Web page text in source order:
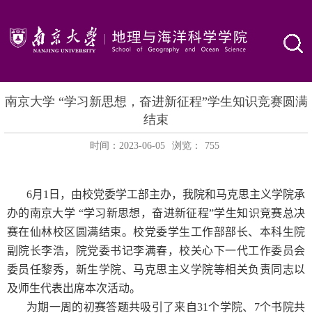
南京大学 “学习新思想，奋进新征程”学生知识竞赛圆满
结束
时间：2023-06-05 浏览： 755
6月 1 日，由校党委学工部主办，我院和马克思主义学院承
办的南京大学 “学习新思想，奋进新征程”学生知识竞赛总决
赛在仙林校区圆满结束。校党委学生工作部部长、本科生院
副院长李浩，院党委书记李满春，校关心下一代工作委员会
委员任黎秀，新生学院、马克思主义学院等相关负责同志以
及师生代表出席本次活动。
为期一周的初赛答题共吸引了来自31个学院、 7个书院共